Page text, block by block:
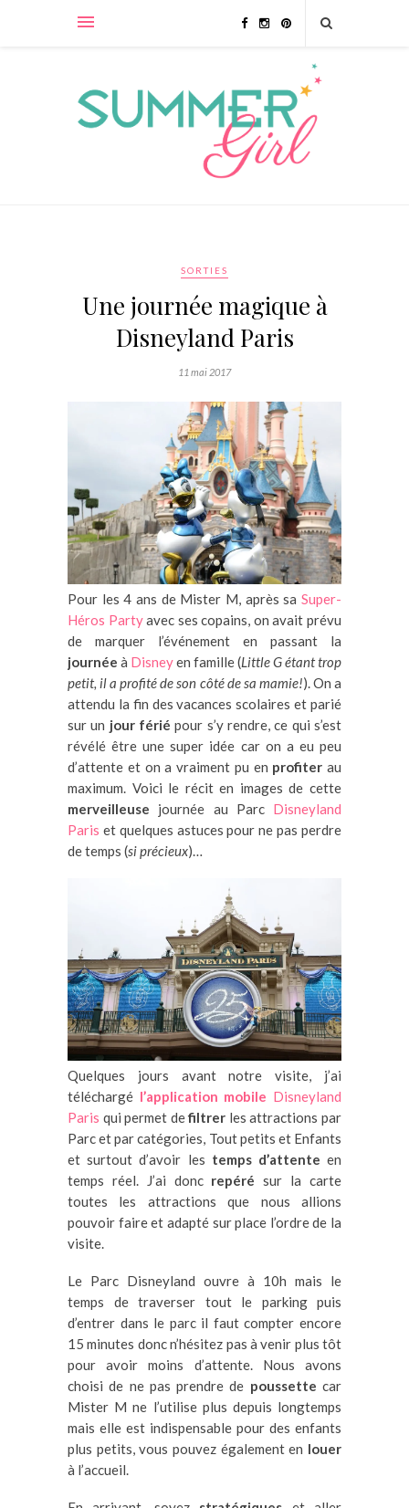
SORTIES
Une journée magique à
Disneyland Paris
11 mai 2017
Pour les 4 ans de Mister M, après sa Super-
Héros Partyavec ses copains, on avait prévu
de marquer l’événement en passant la
journée à Disneyen famille (Little G étant trop
petit, il a profité de son côté de sa mamie!). On a
attendu la fin des vacances scolaires et parié
sur un jour férié pour s’y rendre, ce qui s’est
révélé être une super idée car on a eu peu
d’attente et on a vraiment pu en profiter au
maximum. Voici le récit en images de cette
merveilleuse journée au Parc Disneyland
Paris et quelques astuces pour ne pas perdre
de temps (si précieux)…
Quelques jours avant notre visite, j’ai
téléchargé l’application mobile Disneyland
Paris qui permet defiltrer les attractions par
Parc et par catégories, Tout petits et Enfants
et surtout d’avoir les temps d’attente en
temps réel. J’ai donc repéré sur la carte
toutes les attractions que nous allions
pouvoir faire et adapté sur place l’ordre de la
visite.
Le Parc Disneyland ouvre à 10h mais le
temps de traverser tout le parking puis
d’entrer dans le parc il faut compter encore
15 minutes donc n’hésitez pas à venir plus tôt
pour avoir moins d’attente. Nous avons
choisi de ne pas prendre de poussette car
Mister M ne l’utilise plus depuis longtemps
mais elle est indispensable pour des enfants
plus petits, vous pouvez également en louer
à l’accueil.